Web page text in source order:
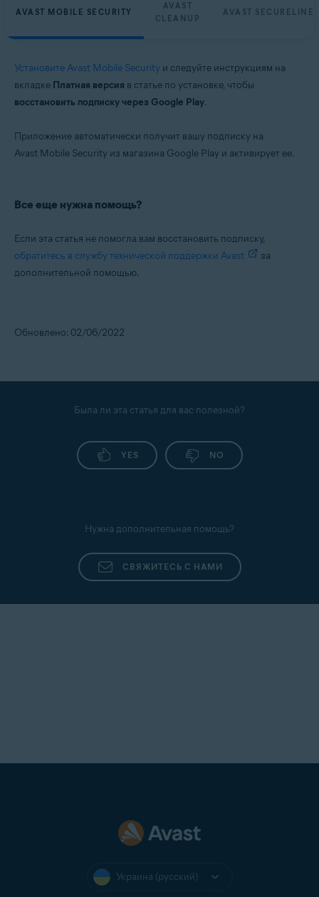
AVAST MOBILE SECURITY
AVAST
CLEANUP
AVAST SECURELINE
Установите Avast Mobile Security и следуйте инструкциям на
вкладке Платная версия в статье по установке, чтобы
восстановить подписку через Google Play.
Приложение автоматически получит вашу подписку на
Avast Mobile Security из магазина Google Play и активирует ее.
Все еще нужна помощь?
Если эта статья не помогла вам восстановить подписку,
обратитесь в службу технической поддержки Avast
за
дополнительной помощью.
Обновлено: 02/06/2022
Была ли эта статья для вас полезной?
YES NO
Нужна дополнительная помощь?
СВЯЖИТЕСЬ С НАМИ
Украина (русский)